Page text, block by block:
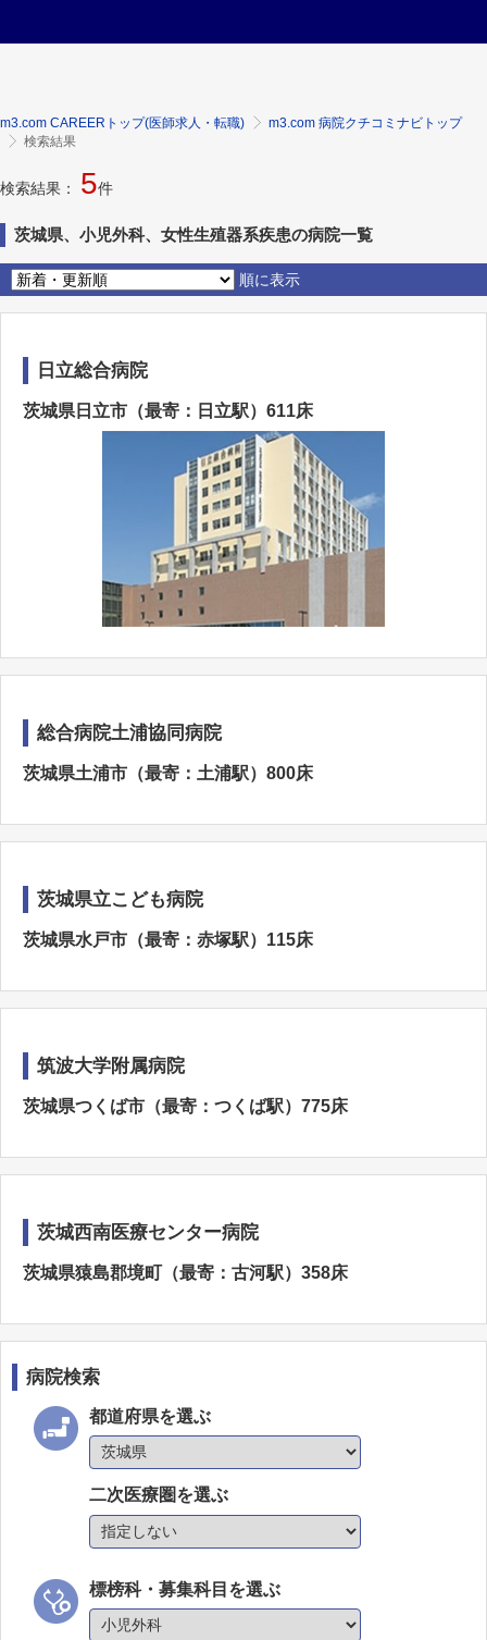
m3.com CAREERトップ(医師求人・転職)
m3.com 病院クチコミナビトップ
検索結果
検索結果： 5件
茨城県、小児外科、女性生殖器系疾患の病院一覧
順に表示
日立総合病院
茨城県日立市（最寄：日立駅）611床
総合病院土浦協同病院
茨城県土浦市（最寄：土浦駅）800床
茨城県立こども病院
茨城県水戸市（最寄：赤塚駅）115床
筑波大学附属病院
茨城県つくば市（最寄：つくば駅）775床
茨城西南医療センター病院
茨城県猿島郡境町（最寄：古河駅）358床
病院検索
都道府県を選ぶ
二次医療圏を選ぶ
標榜科・募集科目を選ぶ